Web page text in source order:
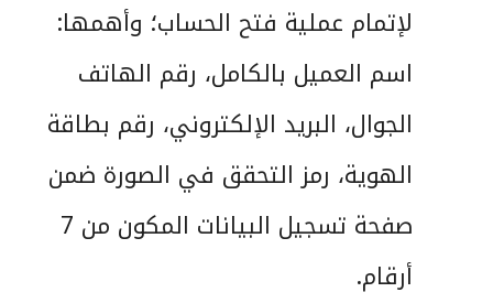
لإتمام عملية فتح الحساب؛ وأهمها:
اسم العميل بالكامل، رقم الهاتف
الجوال، البريد الإلكتروني، رقم بطاقة
الهوية، رمز التحقق في الصورة ضمن
صفحة تسجيل البيانات المكون من 7
أرقام.